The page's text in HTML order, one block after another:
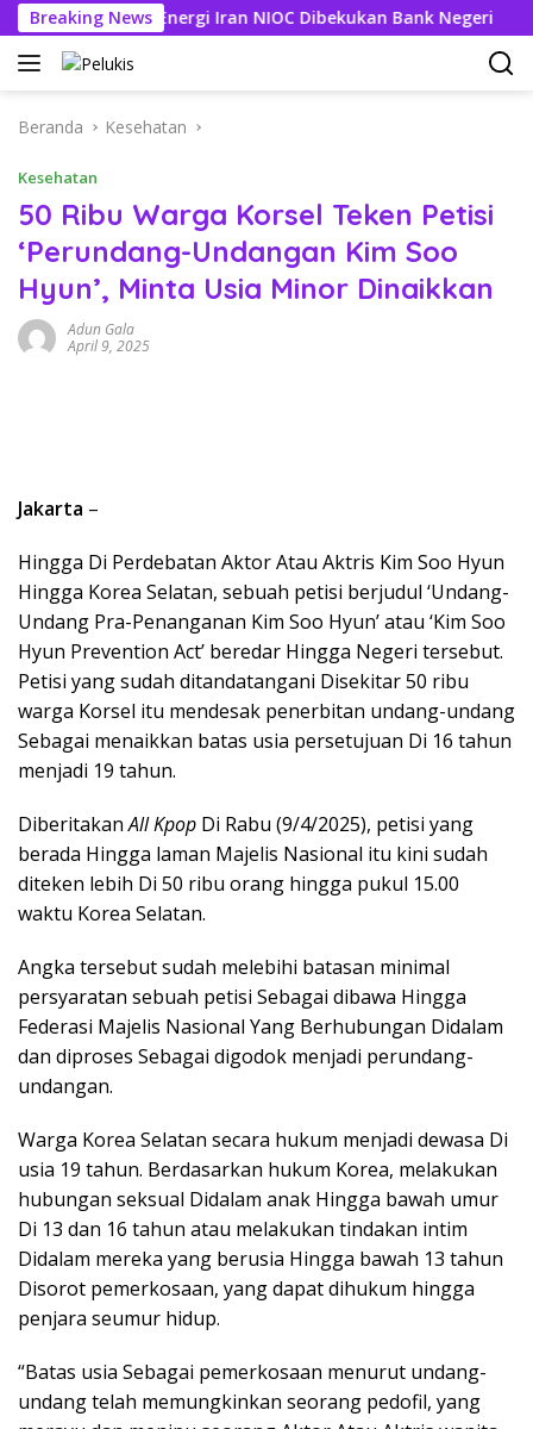
Langsung
ke
konten
Breaking NewsEnergi Iran NIOC Dibekukan Bank Negeri
Beranda Kesehatan
Kesehatan
50 Ribu Warga Korsel Teken Petisi
‘Perundang-Undangan Kim Soo
Hyun’, Minta Usia Minor Dinaikkan
Adun Gala
April 9, 2025
Jakarta –
Hingga Di Perdebatan Aktor Atau Aktris Kim Soo Hyun
Hingga Korea Selatan, sebuah petisi berjudul ‘Undang-
Undang Pra-Penanganan Kim Soo Hyun’ atau ‘Kim Soo
Hyun Prevention Act’ beredar Hingga Negeri tersebut.
Petisi yang sudah ditandatangani Disekitar 50 ribu
warga Korsel itu mendesak penerbitan undang-undang
Sebagai menaikkan batas usia persetujuan Di 16 tahun
menjadi 19 tahun.
DiberitakanAll Kpop Di Rabu (9/4/2025), petisi yang
berada Hingga laman Majelis Nasional itu kini sudah
diteken lebih Di 50 ribu orang hingga pukul 15.00
waktu Korea Selatan.
Angka tersebut sudah melebihi batasan minimal
persyaratan sebuah petisi Sebagai dibawa Hingga
Federasi Majelis Nasional Yang Berhubungan Didalam
dan diproses Sebagai digodok menjadi perundang-
undangan.
Warga Korea Selatan secara hukum menjadi dewasa Di
usia 19 tahun. Berdasarkan hukum Korea, melakukan
hubungan seksual Didalam anak Hingga bawah umur
Di 13 dan 16 tahun atau melakukan tindakan intim
Didalam mereka yang berusia Hingga bawah 13 tahun
Disorot pemerkosaan, yang dapat dihukum hingga
penjara seumur hidup.
“Batas usia Sebagai pemerkosaan menurut undang-
undang telah memungkinkan seorang pedofil, yang